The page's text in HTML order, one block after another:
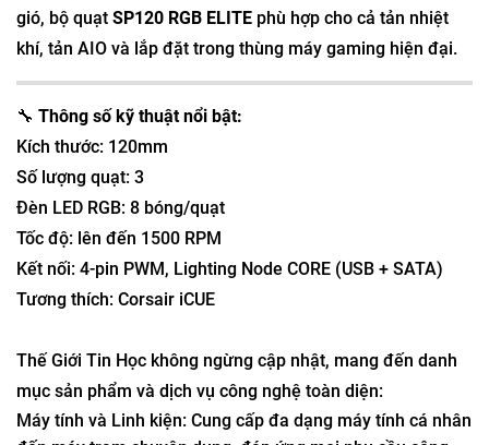
gió, bộ quạt SP120 RGB ELITE phù hợp cho cả tản nhiệt
khí, tản AIO và lắp đặt trong thùng máy gaming hiện đại.
🔧 Thông số kỹ thuật nổi bật:
Kích thước: 120mm
Số lượng quạt: 3
Đèn LED RGB: 8 bóng/quạt
Tốc độ: lên đến 1500 RPM
Kết nối: 4-pin PWM, Lighting Node CORE (USB + SATA)
Tương thích: Corsair iCUE
Thế Giới Tin Học không ngừng cập nhật, mang đến danh
mục sản phẩm và dịch vụ công nghệ toàn diện:
Máy tính và Linh kiện: Cung cấp đa dạng máy tính cá nhân